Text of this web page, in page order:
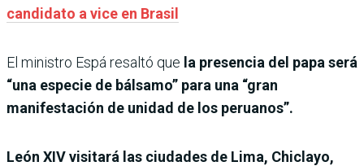
candidato a vice en Brasil
El ministro Espá resaltó que la presencia del papa será
“una especie de bálsamo” para una “gran
manifestación de unidad de los peruanos”.
León XIV visitará las ciudades de Lima, Chiclayo,